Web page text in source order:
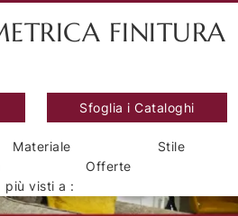
FINITURA
Sfoglia i Cataloghi
Materiale
Stile
Offerte
più visti a :